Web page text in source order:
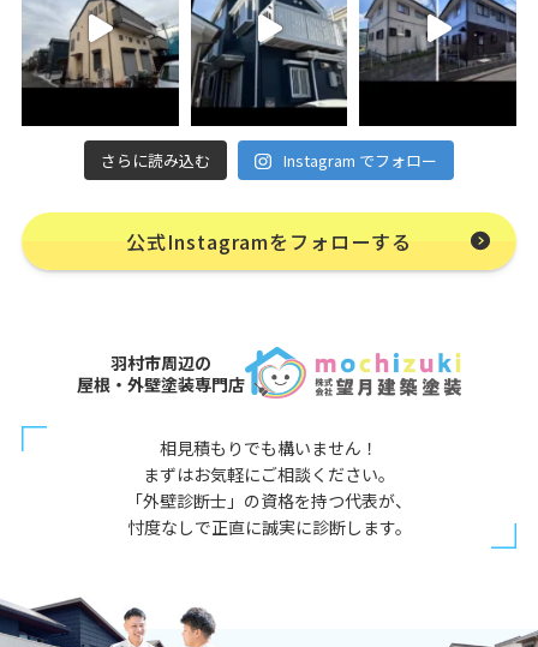
さらに読み込む Instagram でフォロー
公式Instagramをフォローする
羽村市周辺の
屋根・外壁塗装専門店
相見積もりでも構いません！
まずはお気軽にご相談ください。
「外壁診断士」の資格を持つ代表が、
忖度なしで正直に誠実に診断します。